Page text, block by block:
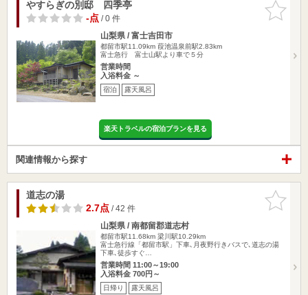
お気に入
りに追加
やすらぎの別邸 四季亭
-点/ 0 件
山梨県 / 富士吉田市
都留市駅11.09km 葭池温泉前駅2.83km
富士急行 富士山駅より車で５分
営業時間
入浴料金 ～
宿泊 露天風呂
楽天トラベルの宿泊プランを見る
関連情報から探す
お気に入
りに追加
道志の湯
2.7点/ 42 件
山梨県 / 南都留郡道志村
都留市駅11.68km 梁川駅10.29km
富士急行線「都留市駅」下車､月夜野行きバスで､道志の湯
下車､徒歩すぐ…
営業時間 11:00～19:00
入浴料金 700円～
日帰り 露天風呂